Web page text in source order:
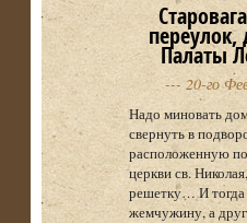
переулок,
Палаты
--- 20-го
Надо миновать
свернуть в
расположенную
церкви св.
решетку… И тогда
жемчужину, а